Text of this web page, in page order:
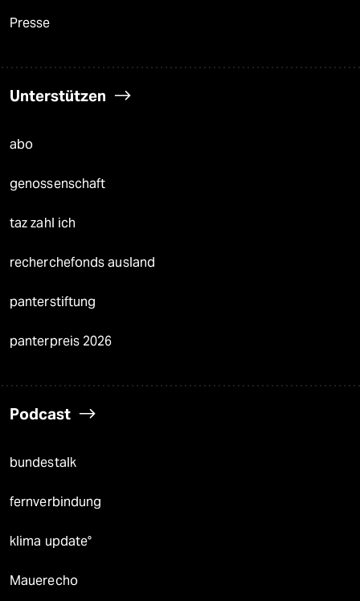
Presse
Unterstützen
abo
genossenschaft
taz zahl ich
recherchefonds ausland
panterstiftung
panterpreis 2026
Podcast
bundestalk
fernverbindung
klima update°
Mauerecho